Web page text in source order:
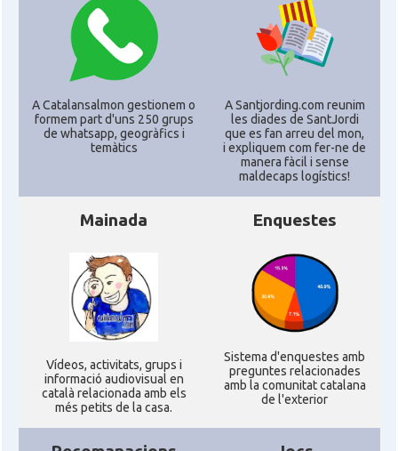
CAMON Catalans a PROVIDENCE
CAMON Catalans a RENO
CAMON Catalans a SAINT LOUIS
CAMON Catalans a San Antonio - Texas
CAMON Catalans a San Diego
CAMON Catalans a SAN FRANCISCO
CAMON Catalans a Sarasota, Florida, USA
CAMON Catalans a SEATTLE
A Catalansalmon gestionem o
formem part d'uns 250 grups
de whatsapp, geogràfics i
temàtics
A Santjording.com reunim
les diades de SantJordi
que es fan arreu del mon,
i expliquem com fer-ne de
manera fàcil i sense
maldecaps logí­stics!
Mainada
Ví­deos, activitats, grups i
informació audiovisual en
català relacionada amb els
més petits de la casa.
Enquestes
Sistema d'enquestes amb
preguntes relacionades
amb la comunitat catalana
de l'exterior